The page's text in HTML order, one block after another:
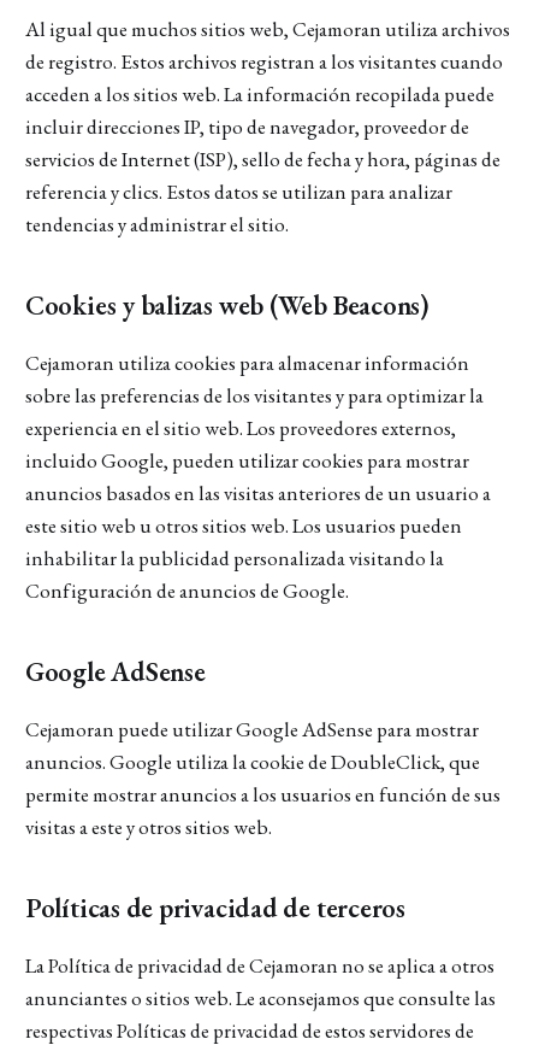
Al igual que muchos sitios web, Cejamoran utiliza archivos
de registro. Estos archivos registran a los visitantes cuando
acceden a los sitios web. La información recopilada puede
incluir direcciones IP, tipo de navegador, proveedor de
servicios de Internet (ISP), sello de fecha y hora, páginas de
referencia y clics. Estos datos se utilizan para analizar
tendencias y administrar el sitio.
Cookies y balizas web (Web Beacons)
Cejamoran utiliza cookies para almacenar información
sobre las preferencias de los visitantes y para optimizar la
experiencia en el sitio web. Los proveedores externos,
incluido Google, pueden utilizar cookies para mostrar
anuncios basados en las visitas anteriores de un usuario a
este sitio web u otros sitios web. Los usuarios pueden
inhabilitar la publicidad personalizada visitando la
Configuración de anuncios de Google.
Google AdSense
Cejamoran puede utilizar Google AdSense para mostrar
anuncios. Google utiliza la cookie de DoubleClick, que
permite mostrar anuncios a los usuarios en función de sus
visitas a este y otros sitios web.
Políticas de privacidad de terceros
La Política de privacidad de Cejamoran no se aplica a otros
anunciantes o sitios web. Le aconsejamos que consulte las
respectivas Políticas de privacidad de estos servidores de